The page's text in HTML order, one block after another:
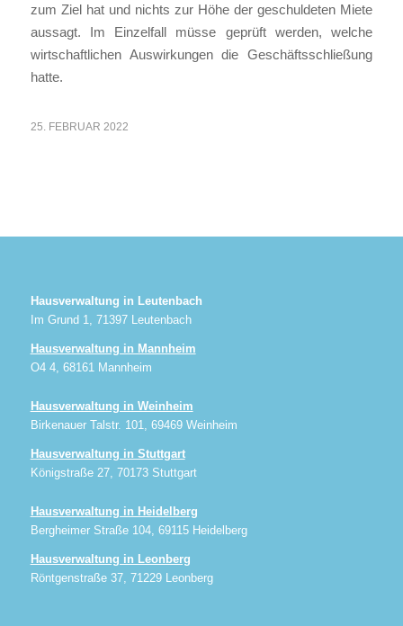
zum Ziel hat und nichts zur Höhe der geschuldeten Miete
aussagt. Im Einzelfall müsse geprüft werden, welche
wirtschaftlichen Auswirkungen die Geschäftsschließung
hatte.
25. FEBRUAR 2022
Hausverwaltung in Leutenbach
Im Grund 1, 71397 Leutenbach
Hausverwaltung in Mannheim
O4 4, 68161 Mannheim
Hausverwaltung in Weinheim
Birkenauer Talstr. 101, 69469 Weinheim
Hausverwaltung in Stuttgart
Königstraße 27, 70173 Stuttgart
Hausverwaltung in Heidelberg
Bergheimer Straße 104, 69115 Heidelberg
Hausverwaltung in Leonberg
Röntgenstraße 37, 71229 Leonberg